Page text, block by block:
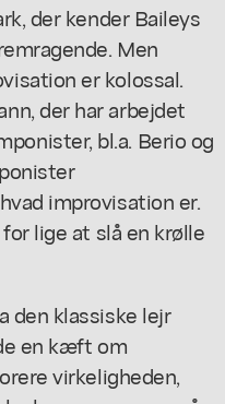
der kender Baileys
Men
er kolossal.
der har arbejdet
bl.a. Berio og
improvisation er.
lige at slå en krølle
den klassiske lejr
en kæft om
virkeligheden,